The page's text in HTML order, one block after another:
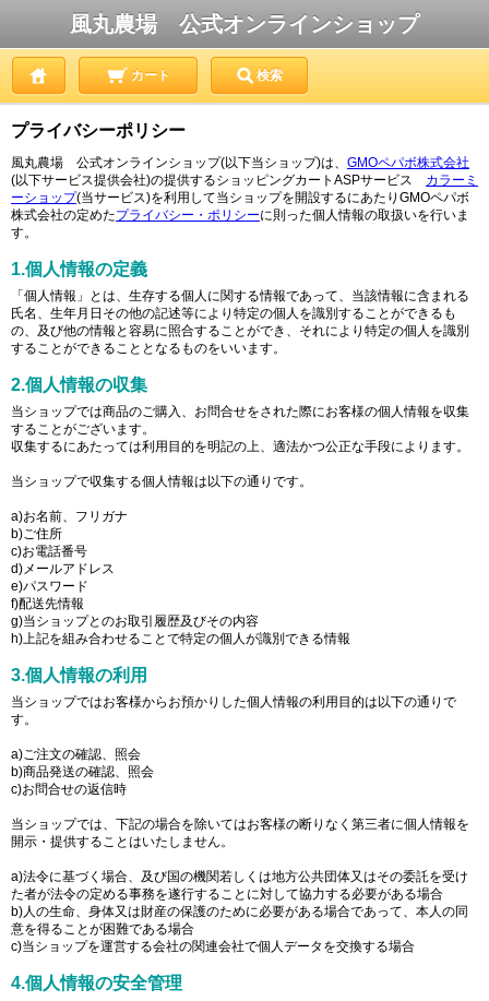
風丸農場 公式オンラインショップ
カート 検索
プライバシーポリシー
風丸農場 公式オンラインショップ(以下当ショップ)は、 GMOペパボ株式会社
(以下サービス提供会社)の提供するショッピングカートASPサービス カラーミ
ーショップ(当サービス)を利用して当ショップを開設するにあたりGMOペパボ
株式会社の定めたプライバシー・ポリシーに則った個人情報の取扱いを行いま
す。
1.個人情報の定義
「個人情報」とは、生存する個人に関する情報であって、当該情報に含まれる
氏名、生年月日その他の記述等により特定の個人を識別することができるも
の、及び他の情報と容易に照合することができ、それにより特定の個人を識別
することができることとなるものをいいます。
2.個人情報の収集
当ショップでは商品のご購入、お問合せをされた際にお客様の個人情報を収集
することがございます。
収集するにあたっては利用目的を明記の上、適法かつ公正な手段によります。
当ショップで収集する個人情報は以下の通りです。
a)お名前、フリガナ
b)ご住所
c)お電話番号
d)メールアドレス
e)パスワード
f)配送先情報
g)当ショップとのお取引履歴及びその内容
h)上記を組み合わせることで特定の個人が識別できる情報
3.個人情報の利用
当ショップではお客様からお預かりした個人情報の利用目的は以下の通りで
す。
a)ご注文の確認、照会
b)商品発送の確認、照会
c)お問合せの返信時
当ショップでは、下記の場合を除いてはお客様の断りなく第三者に個人情報を
開示・提供することはいたしません。
a)法令に基づく場合、及び国の機関若しくは地方公共団体又はその委託を受け
た者が法令の定める事務を遂行することに対して協力する必要がある場合
b)人の生命、身体又は財産の保護のために必要がある場合であって、本人の同
意を得ることが困難である場合
c)当ショップを運営する会社の関連会社で個人データを交換する場合
4.個人情報の安全管理